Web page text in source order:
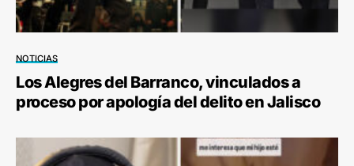
NOTICIAS
Los Alegres del Barranco, vinculados a
proceso por apología del delito en Jalisco